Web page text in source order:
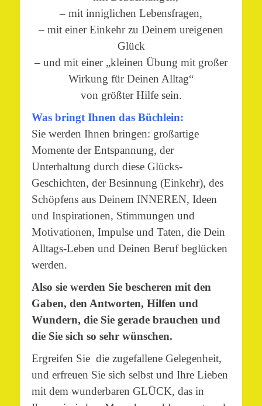
– mit inniglichen Lebensfragen,
– mit einer Einkehr zu Deinem ureigenen
Glück
– und mit einer „kleinen Übung mit großer
Wirkung für Deinen Alltag“
von größter Hilfe sein.
Was bringt Ihnen das Büchlein:
Sie werden Ihnen bringen: großartige
Momente der Entspannung, der
Unterhaltung durch diese Glücks-
Geschichten, der Besinnung (Einkehr), des
Schöpfens aus Deinem INNEREN, Ideen
und Inspirationen, Stimmungen und
Motivationen, Impulse und Taten, die Dein
Alltags-Leben und Deinen Beruf beglücken
werden.
Also sie werden Sie bescheren mit den
Gaben, den Antworten, Hilfen und
Wundern, die Sie gerade brauchen und
die Sie sich so sehr wünschen.
Ergreifen Sie die zugefallene Gelegenheit,
und erfreuen Sie sich selbst und Ihre Lieben
mit dem wunderbaren GLÜCK, das in